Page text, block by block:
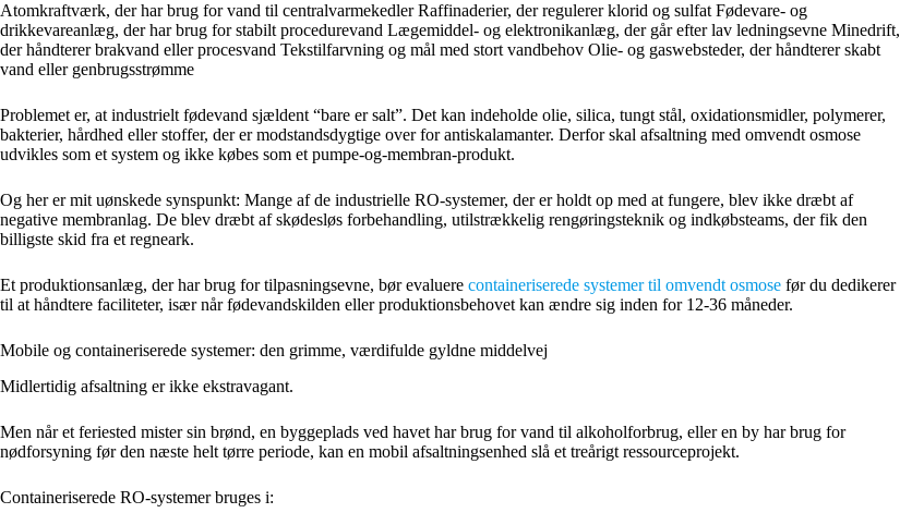
Atomkraftværk, der har brug for vand til centralvarmekedler Raffinaderier, der regulerer klorid og sulfat Fødevare- og
drikkevareanlæg, der har brug for stabilt procedurevand Lægemiddel- og elektronikanlæg, der går efter lav ledningsevne Minedrift,
der håndterer brakvand eller procesvand Tekstilfarvning og mål med stort vandbehov Olie- og gaswebsteder, der håndterer skabt
vand eller genbrugsstrømme
Problemet er, at industrielt fødevand sjældent “bare er salt”. Det kan indeholde olie, silica, tungt stål, oxidationsmidler, polymerer,
bakterier, hårdhed eller stoffer, der er modstandsdygtige over for antiskalamanter. Derfor skal afsaltning med omvendt osmose
udvikles som et system og ikke købes som et pumpe-og-membran-produkt.
Og her er mit uønskede synspunkt: Mange af de industrielle RO-systemer, der er holdt op med at fungere, blev ikke dræbt af
negative membranlag. De blev dræbt af skødesløs forbehandling, utilstrækkelig rengøringsteknik og indkøbsteams, der fik den
billigste skid fra et regneark.
Et produktionsanlæg, der har brug for tilpasningsevne, bør evaluere containeriserede systemer til omvendt osmose før du dedikerer
til at håndtere faciliteter, især når fødevandskilden eller produktionsbehovet kan ændre sig inden for 12-36 måneder.
Mobile og containeriserede systemer: den grimme, værdifulde gyldne middelvej
Midlertidig afsaltning er ikke ekstravagant.
Men når et feriested mister sin brønd, en byggeplads ved havet har brug for vand til alkoholforbrug, eller en by har brug for
nødforsyning før den næste helt tørre periode, kan en mobil afsaltningsenhed slå et treårigt ressourceprojekt.
Containeriserede RO-systemer bruges i: